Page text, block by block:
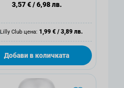
3,57 €/6,98 лв.
Lilly Club цена: 1,99 € / 3,89 лв.
Добави в количката